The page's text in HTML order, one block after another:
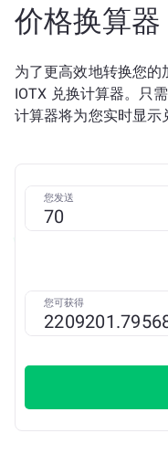
价格换算器
为了更高效地转换您的
IOTX 兑换计算器。只
计算器将为您实时显示
您发送
您可获得